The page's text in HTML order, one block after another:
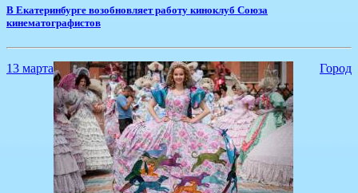
​В Екатеринбурге возобновляет работу киноклуб Союза
кинематографистов
13 марта Город